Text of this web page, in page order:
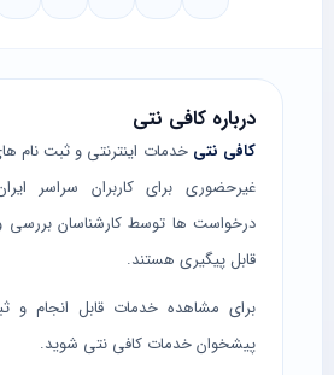
درباره کافی نتی
کافی نتی خدمات اینترنتی و ثبت نام
غیرحضوری برای کاربران سراسر
درخواست ها توسط کارشناسان بررسی
قابل پیگیری هستند.
برای مشاهده خدمات قابل انجام و
پیشخوان خدمات کافی نتی شوید.